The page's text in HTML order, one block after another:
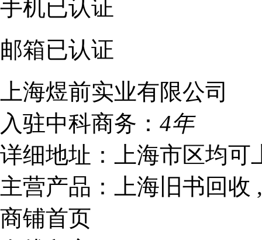
手机已认证
邮箱已认证
上海煜前实业有限公司
入驻中科商务： 4年
详细地址：
上海市区均
主营产品：
上海旧书回
商铺首页